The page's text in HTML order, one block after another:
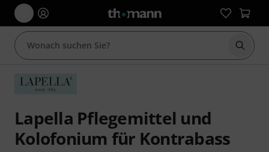
Suche
Lapella Pflegemittel und
Kolofonium für Kontrabass